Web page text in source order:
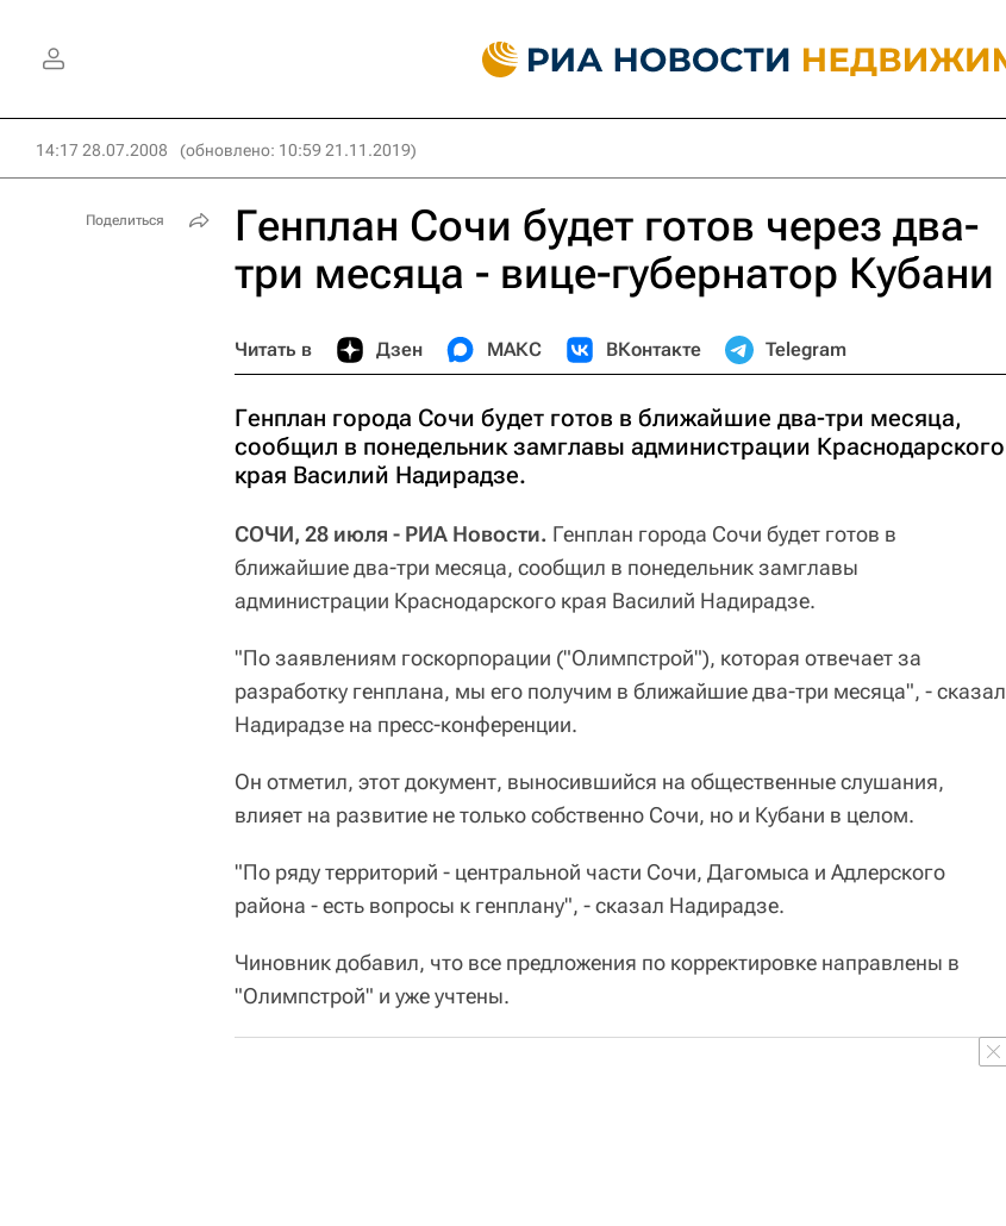
14:17 28.07.2008 (обновлено: 10:59 21.11.2019)
Генплан Сочи будет готов через два-
три месяца - вице-губернатор Кубани
Читать в Дзен МАКС ВКонтакте Telegram
Генплан города Сочи будет готов в ближайшие два-три месяца,
сообщил в понедельник замглавы администрации Краснодарского
края Василий Надирадзе.
СОЧИ, 28 июля - РИА Новости. Генплан города Сочи будет готов в
ближайшие два-три месяца, сообщил в понедельник замглавы
администрации Краснодарского края Василий Надирадзе.
"По заявлениям госкорпорации ("Олимпстрой"), которая отвечает за
разработку генплана, мы его получим в ближайшие два-три месяца", - сказал
Надирадзе на пресс-конференции.
Он отметил, этот документ, выносившийся на общественные слушания,
влияет на развитие не только собственно Сочи, но и Кубани в целом.
"По ряду территорий - центральной части Сочи, Дагомыса и Адлерского
района - есть вопросы к генплану", - сказал Надирадзе.
Чиновник добавил, что все предложения по корректировке направлены в
"Олимпстрой" и уже учтены.
Поделиться